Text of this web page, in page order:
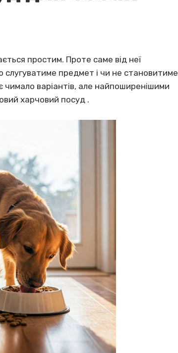
простим. Проте саме від неї
слугуватиме предмет і чи не становитиме
чимало варіантів, але найпоширенішими
харчовий посуд .